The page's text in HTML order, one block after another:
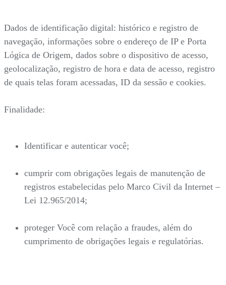
Dados de identificação digital: histórico e registro de
navegação, informações sobre o endereço de IP e Porta
Lógica de Origem, dados sobre o dispositivo de acesso,
geolocalização, registro de hora e data de acesso, registro
de quais telas foram acessadas, ID da sessão e cookies.
Finalidade:
Identificar e autenticar você;
cumprir com obrigações legais de manutenção de
registros estabelecidas pelo Marco Civil da Internet –
Lei 12.965/2014;
proteger Você com relação a fraudes, além do
cumprimento de obrigações legais e regulatórias.